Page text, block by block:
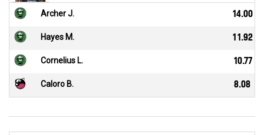
Archer J. 14.00
Hayes M. 11.92
Cornelius L. 10.77
Caloro B. 8.08